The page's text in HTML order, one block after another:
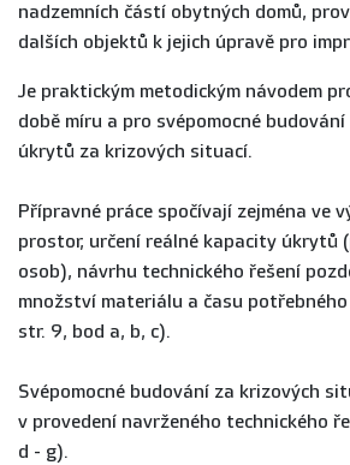
nadzemních částí obytných domů,
dalších objektů k jejich úpravě pro
Je praktickým metodickým návodem
době míru a pro svépomocné
úkrytů za krizových situací.
Přípravné práce spočívají zejména ve
prostor, určení reálné kapacity úkrytů
osob), návrhu technického řešení
množství materiálu a času
str. 9, bod a, b, c).
Svépomocné budování za krizových
v provedení navrženého technického
d - g).